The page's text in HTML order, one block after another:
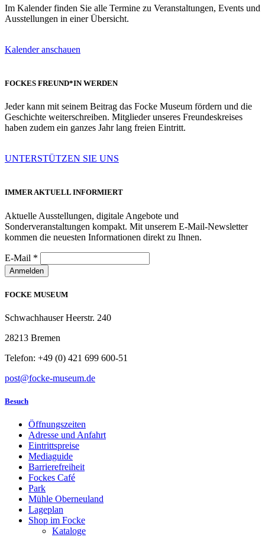
Im Kalender finden Sie alle Termine zu Veranstaltungen, Events und
Ausstellungen in einer Übersicht.
Kalender anschauen
FOCKES FREUND*IN WERDEN
Jeder kann mit seinem Beitrag das Focke Museum fördern und die
Geschichte weiterschreiben. Mitglieder unseres Freundeskreises
haben zudem ein ganzes Jahr lang freien Eintritt.
UNTERSTÜTZEN SIE UNS
IMMER AKTUELL INFORMIERT
Aktuelle Ausstellungen, digitale Angebote und
Sonderveranstaltungen kompakt. Mit unserem E-Mail-Newsletter
kommen die neuesten Informationen direkt zu Ihnen.
E-Mail *
Anmelden
FOCKE MUSEUM
Schwachhauser Heerstr. 240
28213 Bremen
Telefon: +49 (0) 421 699 600-51
post@focke-museum.de
Besuch
Öffnungszeiten
Adresse und Anfahrt
Eintrittspreise
Mediaguide
Barrierefreiheit
Fockes Café
Park
Mühle Oberneuland
Lageplan
Shop im Focke
Kataloge